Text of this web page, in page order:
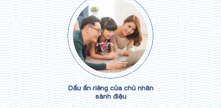
Dấu ấn riêng của chủ nhân
sành điệu